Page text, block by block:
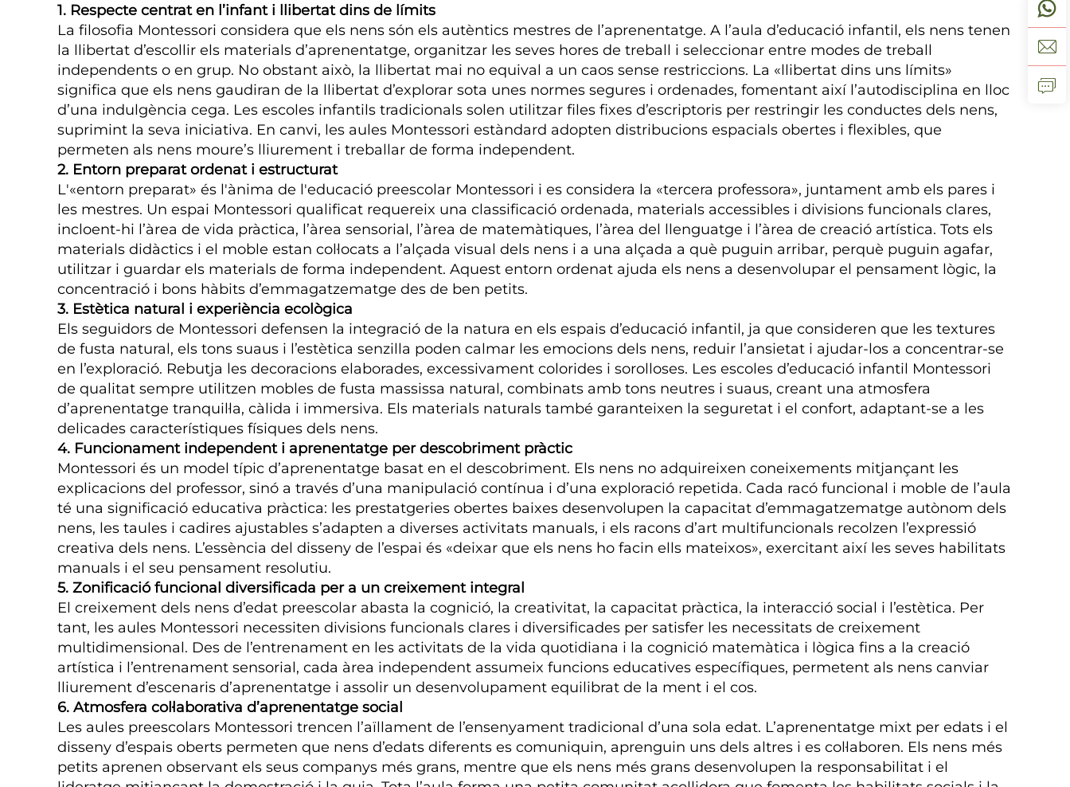
1. Respecte centrat en l’infant i llibertat dins de límits
La filosofia Montessori considera que els nens són els autèntics mestres de l’aprenentatge. A l’aula d’educació infantil, els nens tenen
la llibertat d’escollir els materials d’aprenentatge, organitzar les seves hores de treball i seleccionar entre modes de treball
independents o en grup. No obstant això, la llibertat mai no equival a un caos sense restriccions. La «llibertat dins uns límits»
significa que els nens gaudiran de la llibertat d’explorar sota unes normes segures i ordenades, fomentant així l’autodisciplina en lloc
d’una indulgència cega. Les escoles infantils tradicionals solen utilitzar files fixes d’escriptoris per restringir les conductes dels nens,
suprimint la seva iniciativa. En canvi, les aules Montessori estàndard adopten distribucions espacials obertes i flexibles, que
permeten als nens moure’s lliurement i treballar de forma independent.
2. Entorn preparat ordenat i estructurat
L'«entorn preparat» és l'ànima de l'educació preescolar Montessori i es considera la «tercera professora», juntament amb els pares i
les mestres. Un espai Montessori qualificat requereix una classificació ordenada, materials accessibles i divisions funcionals clares,
incloent-hi l’àrea de vida pràctica, l’àrea sensorial, l’àrea de matemàtiques, l’àrea del llenguatge i l’àrea de creació artística. Tots els
materials didàctics i el moble estan col·locats a l’alçada visual dels nens i a una alçada a què puguin arribar, perquè puguin agafar,
utilitzar i guardar els materials de forma independent. Aquest entorn ordenat ajuda els nens a desenvolupar el pensament lògic, la
concentració i bons hàbits d’emmagatzematge des de ben petits.
3. Estètica natural i experiència ecològica
Els seguidors de Montessori defensen la integració de la natura en els espais d’educació infantil, ja que consideren que les textures
de fusta natural, els tons suaus i l’estètica senzilla poden calmar les emocions dels nens, reduir l’ansietat i ajudar-los a concentrar-se
en l’exploració. Rebutja les decoracions elaborades, excessivament colorides i sorolloses. Les escoles d’educació infantil Montessori
de qualitat sempre utilitzen mobles de fusta massissa natural, combinats amb tons neutres i suaus, creant una atmosfera
d’aprenentatge tranquil·la, càlida i immersiva. Els materials naturals també garanteixen la seguretat i el confort, adaptant-se a les
delicades característiques físiques dels nens.
4. Funcionament independent i aprenentatge per descobriment pràctic
Montessori és un model típic d’aprenentatge basat en el descobriment. Els nens no adquireixen coneixements mitjançant les
explicacions del professor, sinó a través d’una manipulació contínua i d’una exploració repetida. Cada racó funcional i moble de l’aula
té una significació educativa pràctica: les prestatgeries obertes baixes desenvolupen la capacitat d’emmagatzematge autònom dels
nens, les taules i cadires ajustables s’adapten a diverses activitats manuals, i els racons d’art multifuncionals recolzen l’expressió
creativa dels nens. L’essència del disseny de l’espai és «deixar que els nens ho facin ells mateixos», exercitant així les seves habilitats
manuals i el seu pensament resolutiu.
5. Zonificació funcional diversificada per a un creixement integral
El creixement dels nens d’edat preescolar abasta la cognició, la creativitat, la capacitat pràctica, la interacció social i l’estètica. Per
tant, les aules Montessori necessiten divisions funcionals clares i diversificades per satisfer les necessitats de creixement
multidimensional. Des de l’entrenament en les activitats de la vida quotidiana i la cognició matemàtica i lògica fins a la creació
artística i l’entrenament sensorial, cada àrea independent assumeix funcions educatives específiques, permetent als nens canviar
lliurement d’escenaris d’aprenentatge i assolir un desenvolupament equilibrat de la ment i el cos.
6. Atmosfera col·laborativa d’aprenentatge social
Les aules preescolars Montessori trencen l’aïllament de l’ensenyament tradicional d’una sola edat. L’aprenentatge mixt per edats i el
disseny d’espais oberts permeten que nens d’edats diferents es comuniquin, aprenguin uns dels altres i es col·laboren. Els nens més
petits aprenen observant els seus companys més grans, mentre que els nens més grans desenvolupen la responsabilitat i el